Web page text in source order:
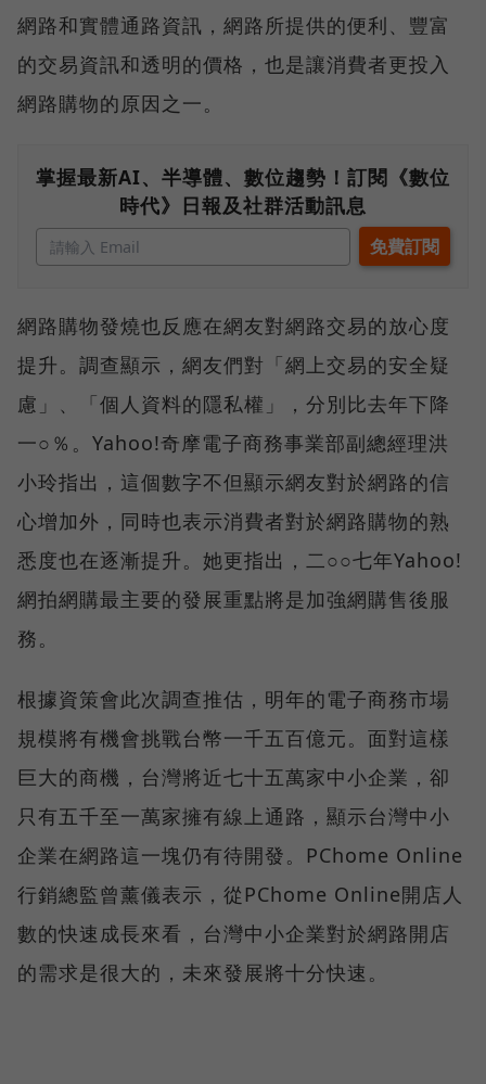
網路和實體通路資訊，網路所提供的便利、豐富
的交易資訊和透明的價格，也是讓消費者更投入
網路購物的原因之一。
掌握最新AI、半導體、數位趨勢！訂閱《數位
時代》日報及社群活動訊息
網路購物發燒也反應在網友對網路交易的放心度
提升。調查顯示，網友們對「網上交易的安全疑
慮」、「個人資料的隱私權」，分別比去年下降
一○％。Yahoo!奇摩電子商務事業部副總經理洪
小玲指出，這個數字不但顯示網友對於網路的信
心增加外，同時也表示消費者對於網路購物的熟
悉度也在逐漸提升。她更指出，二○○七年Yahoo!
網拍網購最主要的發展重點將是加強網購售後服
務。
根據資策會此次調查推估，明年的電子商務市場
規模將有機會挑戰台幣一千五百億元。面對這樣
巨大的商機，台灣將近七十五萬家中小企業，卻
只有五千至一萬家擁有線上通路，顯示台灣中小
企業在網路這一塊仍有待開發。PChome Online
行銷總監曾薰儀表示，從PChome Online開店人
數的快速成長來看，台灣中小企業對於網路開店
的需求是很大的，未來發展將十分快速。